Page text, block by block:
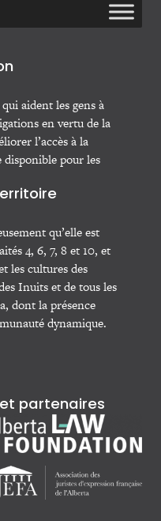
aident les gens à
en vertu de la
l’accès à la
disponible pour les
qu’elle est
4, 6, 7, 8 et 10, et
les cultures des
Inuits et de tous les
dont la présence
dynamique.
partenaires